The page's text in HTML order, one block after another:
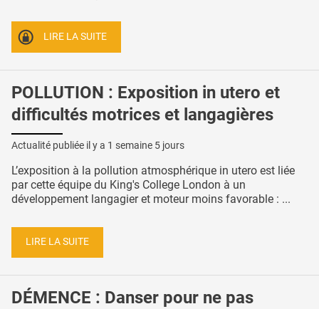
LIRE LA SUITE
POLLUTION : Exposition in utero et
difficultés motrices et langagières
Actualité publiée il y a 1 semaine 5 jours
L’exposition à la pollution atmosphérique in utero est liée
par cette équipe du King's College London à un
développement langagier et moteur moins favorable : ...
LIRE LA SUITE
DÉMENCE : Danser pour ne pas